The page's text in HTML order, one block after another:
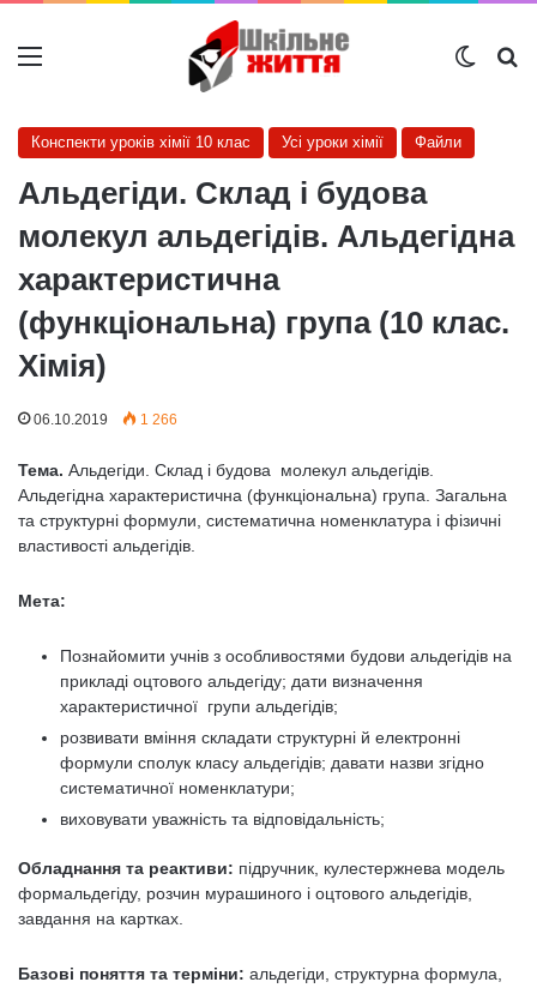
Меню
Конспекти уроків хімії 10 клас Усі уроки хімії Файли
Альдегіди. Склад і будова
молекул альдегідів. Альдегідна
характеристична
(функціональна) група (10 клас.
Хімія)
06.10.2019 1 266
Тема. Альдегіди. Склад і будова молекул альдегідів.
Альдегідна характеристична (функціональна) група. Загальна
та структурні формули, систематична номенклатура і фізичні
властивості альдегідів.
Мета:
Познайомити учнів з особливостями будови альдегідів на
прикладі оцтового альдегіду; дати визначення
характеристичної групи альдегідів;
розвивати вміння складати структурні й електронні
формули сполук класу альдегідів; давати назви згідно
систематичної номенклатури;
виховувати уважність та відповідальність;
Обладнання та реактиви: підручник, кулестержнева модель
формальдегіду, розчин мурашиного і оцтового альдегідів,
завдання на картках.
Базові поняття та терміни: альдегіди, структурна формула,